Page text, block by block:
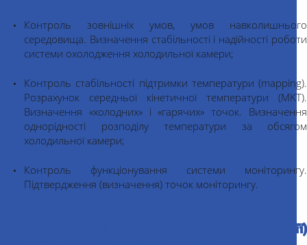
Контроль зовнішніх умов, умов навколишнього
середовища. Визначення стабільності і надійності роботи
системи охолодження холодильної камери;
Контроль стабільності підтримки температури (mapping).
Розрахунок середньої кінетичної температури (MKT).
Визначення «холодних» і «гарячих» точок. Визначення
однорідності розподілу температури за обсягом
холодильної камери;
Контроль функціонування системи моніторингу.
Підтвердження (визначення) точок моніторингу.
В результаті валідації (кваліфікації)